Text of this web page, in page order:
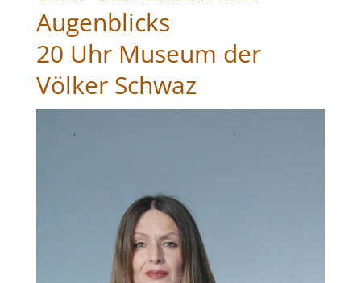
Augenblicks
20 Uhr Museum der
Völker Schwaz